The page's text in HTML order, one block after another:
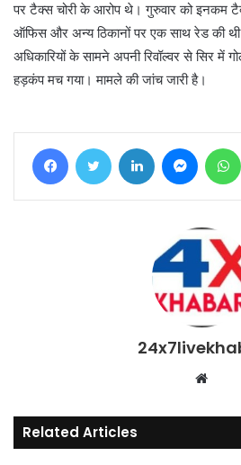
पर टैक्स चोरी के आरोप थे। गुरुवार को इनकम
ऑफिस और अन्य ठिकानों पर एक साथ रेड की थी।
अधिकारियों के सामने अपनी रिवॉल्वर से सिर में
हड़कंप मच गया। मामले की जांच जारी है।
FacebookTwitter LinkedIn
Related Articles